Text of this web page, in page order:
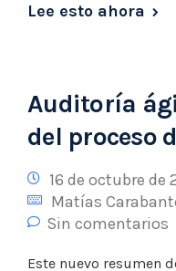
Lee esto ahora
Auditoría
del proceso
16 de octubre de
Matías
Sin comentarios
Este nuevo resumen